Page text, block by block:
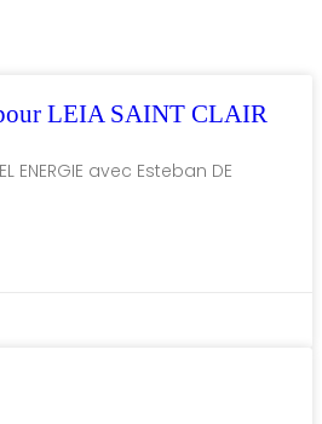
LEIA SAINT CLAIR
ENERGIE avec Esteban DE